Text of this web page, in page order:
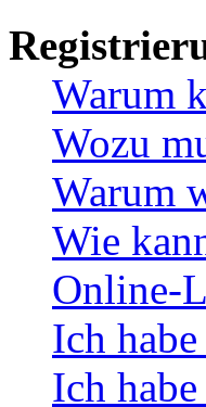
Warum
Wozu
Warum
Wie
Online-
Ich
Ich